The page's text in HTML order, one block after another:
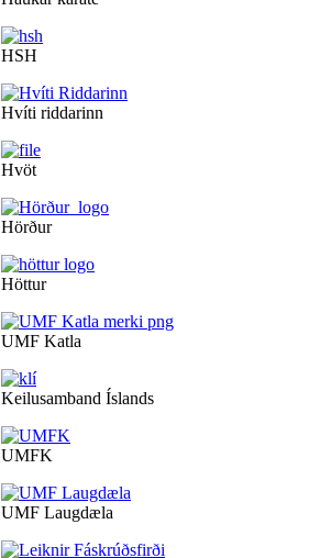
HSH
Hvíti riddarinn
Hvöt
Hörður
Höttur
UMF Katla
Keilusamband Íslands
UMFK
UMF Laugdæla